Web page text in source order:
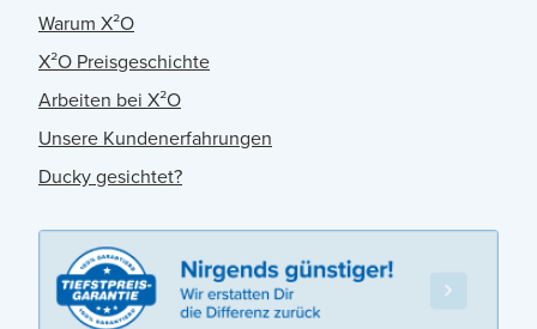
Warum X²O
X²O Preisgeschichte
Arbeiten bei X²O
Unsere Kundenerfahrungen
Ducky gesichtet?